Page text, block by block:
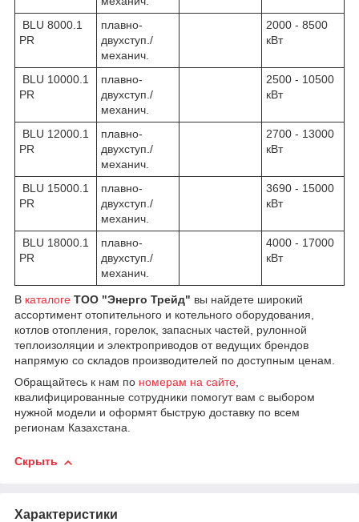
BLU 8000.1
PR
плавно-
двухступ./
механич.
2000 - 8500
кВт
BLU 10000.1
PR
плавно-
двухступ./
механич.
2500 - 10500
кВт
BLU 12000.1
PR
плавно-
двухступ./
механич.
2700 - 13000
кВт
BLU 15000.1
PR
плавно-
двухступ./
механич.
3690 - 15000
кВт
BLU 18000.1
PR
плавно-
двухступ./
механич.
4000 - 17000
кВт
В каталоге ТОО "Энерго Трейд" вы найдете широкий
ассортимент отопительного и котельного оборудования,
котлов отопления, горелок, запасных частей, рулонной
теплоизоляции и электроприводов от ведущих брендов
напрямую со складов производителей по доступным ценам.
Обращайтесь к нам по номерам на сайте,
квалифицированные сотрудники помогут вам с выбором
нужной модели и оформят быструю доставку по всем
регионам Казахстана.
Скрыть
Характеристики